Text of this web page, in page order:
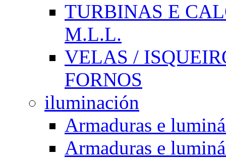
TURBINAS E
M.L.L.
VELAS /
FORNOS
iluminación
Armaduras e
Armaduras e